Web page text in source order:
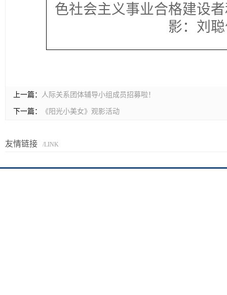
色社会主义事业合格建设
影：刘
上一篇： 人际关系团体辅导小组成员招募啦！
下一篇： 《阳光小美女》观影活动
友情链接 /LINK